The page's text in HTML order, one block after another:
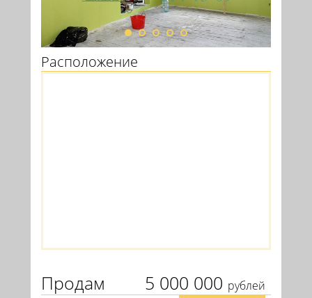
Расположение
5 000 000 рублей
Продам